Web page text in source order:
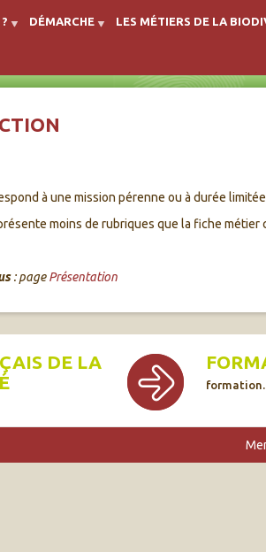
DÉMARCHE LES MÉTIERS DE LA
à une mission pérenne ou à durée
moins de rubriques que la fiche
: pagePrésentation
DE LA